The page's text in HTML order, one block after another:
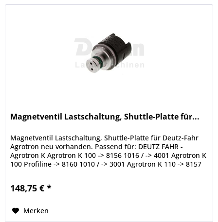
Magnetventil Lastschaltung, Shuttle-Platte für...
Magnetventil Lastschaltung, Shuttle-Platte für Deutz-Fahr
Agrotron neu vorhanden. Passend für: DEUTZ FAHR -
Agrotron K Agrotron K 100 -> 8156 1016 / -> 4001 Agrotron K
100 Profiline -> 8160 1010 / -> 3001 Agrotron K 110 -> 8157
148,75 € *
Merken